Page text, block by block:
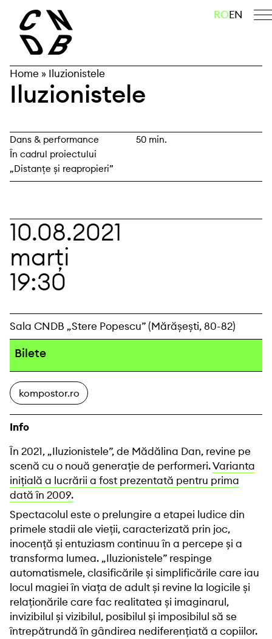
content
caută ROEN
Home » Iluzionistele
Iluzionistele
Dans & performance
În cadrul proiectului
„Distanțe și reapropieri”
50 min.
10.08.2021
marți
19:30
Sala CNDB „Stere Popescu” (Mărășești, 80-82)
Bilete
kompostor.ro
Info
În 2021, „Iluzionistele”, de Mădălina Dan, revine pe
scenă cu o nouă generație de performeri.Varianta
inițială a lucrării a fost prezentată pentru prima
dată în 2009.
Spectacolul este o prelungire a etapei ludice din
primele stadii ale vieții, caracterizată prin joc,
inocență și entuziasm continuu în a percepe și a
transforma lumea. „Iluzionistele” respinge
automatismele, clasificările și simplificările care iau
locul magiei în viața de adult și revine la logicile și
relaționările care fac realitatea și imaginarul,
invizibilul și vizibilul, posibilul și imposibilul să se
întrepătrundă în gândirea nediferențiată a copiilor.